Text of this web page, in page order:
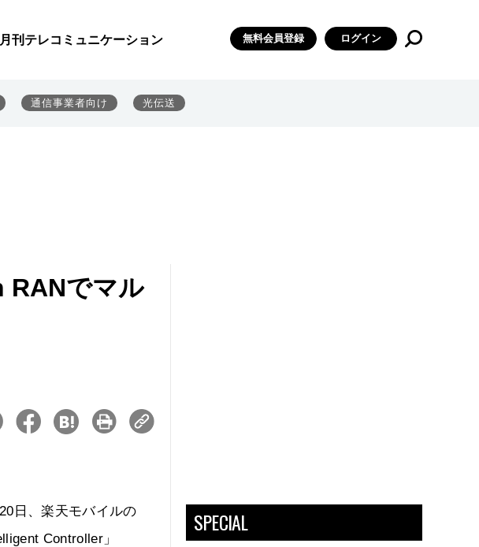
月刊テレコミュニケーション 無料会員登録 ログイン
通信事業者向け 光伝送
RANでマル
日、楽天モバイルの
Controller」
SPECIAL